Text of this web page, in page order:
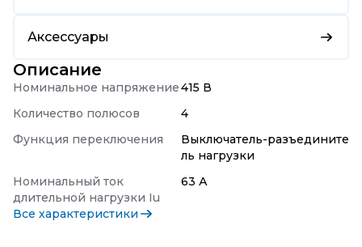
Аксессуары
Описание
Номинальное напряжение415 В
Количество полюсов
4
Функция переключения
Выключатель-разъедините
ль нагрузки
Номинальный ток
длительной нагрузки Iu
63 А
Все характеристики